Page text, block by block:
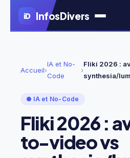
Aller
contenu
iD InfosDivers
Accueil›
IA et No-
Code
›
Fliki 2026 :
synthesia/
● IA et No-Code
Fliki 2026 :
to-video vs